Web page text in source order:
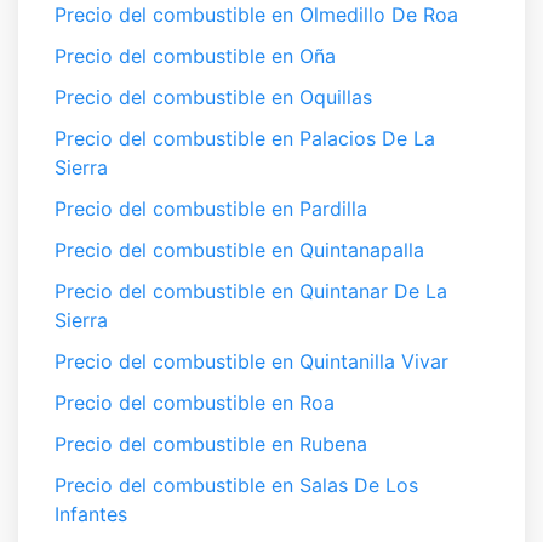
Precio del combustible en Olmedillo De Roa
Precio del combustible en Oña
Precio del combustible en Oquillas
Precio del combustible en Palacios De La
Sierra
Precio del combustible en Pardilla
Precio del combustible en Quintanapalla
Precio del combustible en Quintanar De La
Sierra
Precio del combustible en Quintanilla Vivar
Precio del combustible en Roa
Precio del combustible en Rubena
Precio del combustible en Salas De Los
Infantes